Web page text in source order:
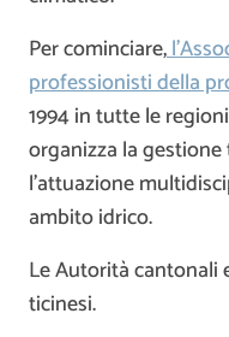
Per cominciare,
professionisti della
1994 in tutte le
organizza la
l’attuazione
ambito idrico.
Le Autorità cantonali
ticinesi.